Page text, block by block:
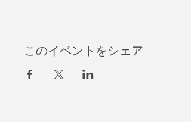
このイベントをシェア